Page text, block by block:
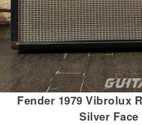
Fender 1979 Vibrolux
Silver Face